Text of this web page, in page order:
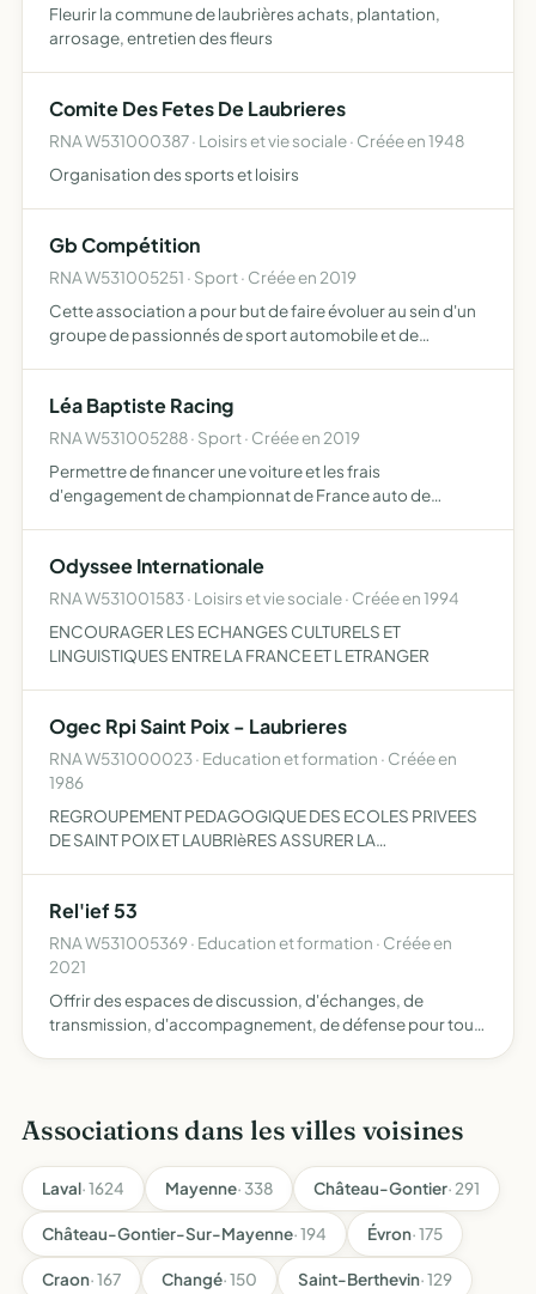
Fleurir la commune de laubrières achats, plantation,
arrosage, entretien des fleurs
Comite Des Fetes De Laubrieres
RNA W531000387 · Loisirs et vie sociale · Créée en 1948
Organisation des sports et loisirs
Gb Compétition
RNA W531005251 · Sport · Créée en 2019
Cette association a pour but de faire évoluer au sein d'un
groupe de passionnés de sport automobile et de
comp…
Léa Baptiste Racing
RNA W531005288 · Sport · Créée en 2019
Permettre de financer une voiture et les frais
d'engagement de championnat de France auto de
Odyssee Internationale
RNA W531001583 · Loisirs et vie sociale · Créée en 1994
ENCOURAGER LES ECHANGES CULTURELS ET
LINGUISTIQUES ENTRE LA FRANCE ET L ETRANGER
Ogec Rpi Saint Poix - Laubrieres
RNA W531000023 · Education et formation · Créée en
1986
REGROUPEMENT PEDAGOGIQUE DES ECOLES PRIVEES
DE SAINT POIX ET LAUBRIèRES ASSURER LA
REPRESENTER EN TOUTES INSTANCES ET ACTIONS
ADMINISTRATIVES, JURI…
Rel'ief 53
RNA W531005369 · Education et formation · Créée en
2021
Offrir des espaces de discussion, d'échanges, de
transmission, d'accompagnement, de défense pour tous,
Associations dans les villes voisines
Laval· 1624 Mayenne· 338 Château-Gontier· 291
Château-Gontier-Sur-Mayenne· 194 Évron· 175
Craon· 167 Changé· 150 Saint-Berthevin· 129